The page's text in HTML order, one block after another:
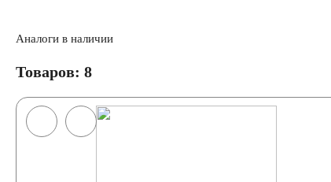
Аналоги в наличии
Товаров: 8